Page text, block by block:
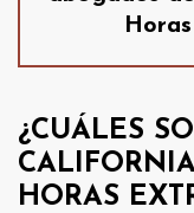
¿CUÁLES
HORAS